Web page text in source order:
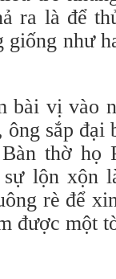
ra là để
giống như
bài vị vào
sắp đại
thờ họ
lộn xộn
rè để
được một